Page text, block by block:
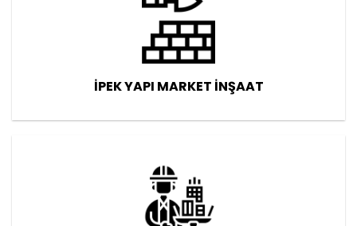
İPEK YAPI MARKET İNŞAAT